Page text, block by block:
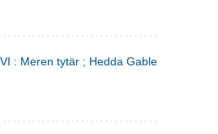
: Meren tytär ; Hedda Gabler ;